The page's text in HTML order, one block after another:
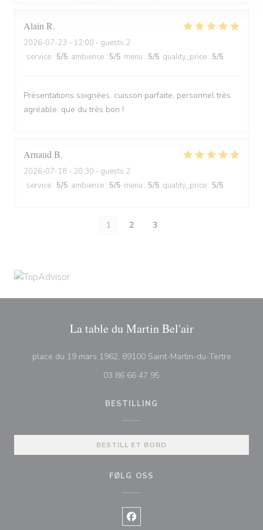
Alain R
2026-07-23 - 12:00 - guests 2
service : 5/5 ambience : 5/5 menu : 5/5 quality_price : 5/5
Présentations soignées, cuisson parfaite, personnel très
agréable: que du très bon !
Arnaud B
2026-07-18 - 20:30 - guests 2
service : 5/5 ambience : 5/5 menu : 5/5 quality_price : 5/5
1 2 3
La table du Martin Bel'air
place du 19 mars 1962, 89100 Saint-Martin-du-Tertre((åpner
03 86 66 47 95
BESTILLING
BESTILL ET BORD
FØLG OSS
Facebook ((åpner i et nytt